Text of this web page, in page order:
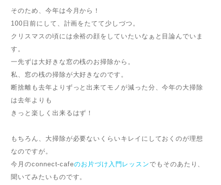
そのため、今年は今月から！
100日前にして、計画をたてて少しづつ。
クリスマスの頃には余裕の顔をしていたいなぁと目論んでいま
す。
一先ずは大好きな窓の桟のお掃除から。
私、窓の桟の掃除が大好きなのです。
断捨離も去年よりずっと出来てモノが減った分、今年の大掃除
は去年よりも
きっと楽しく出来るはず！
もちろん、大掃除が必要ないくらいキレイにしておくのが理想
なのですが。
今月のconnect-cafeのお片づけ入門レッスン でもそのあたり、
聞いてみたいものです。